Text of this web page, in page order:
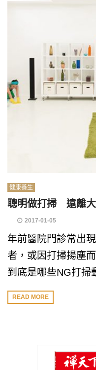
健康養生
聰明做打掃 遠離
2017-01-05
年前醫院門診常出
者，或因打掃揚塵
到底是哪些NG打掃
READ MORE